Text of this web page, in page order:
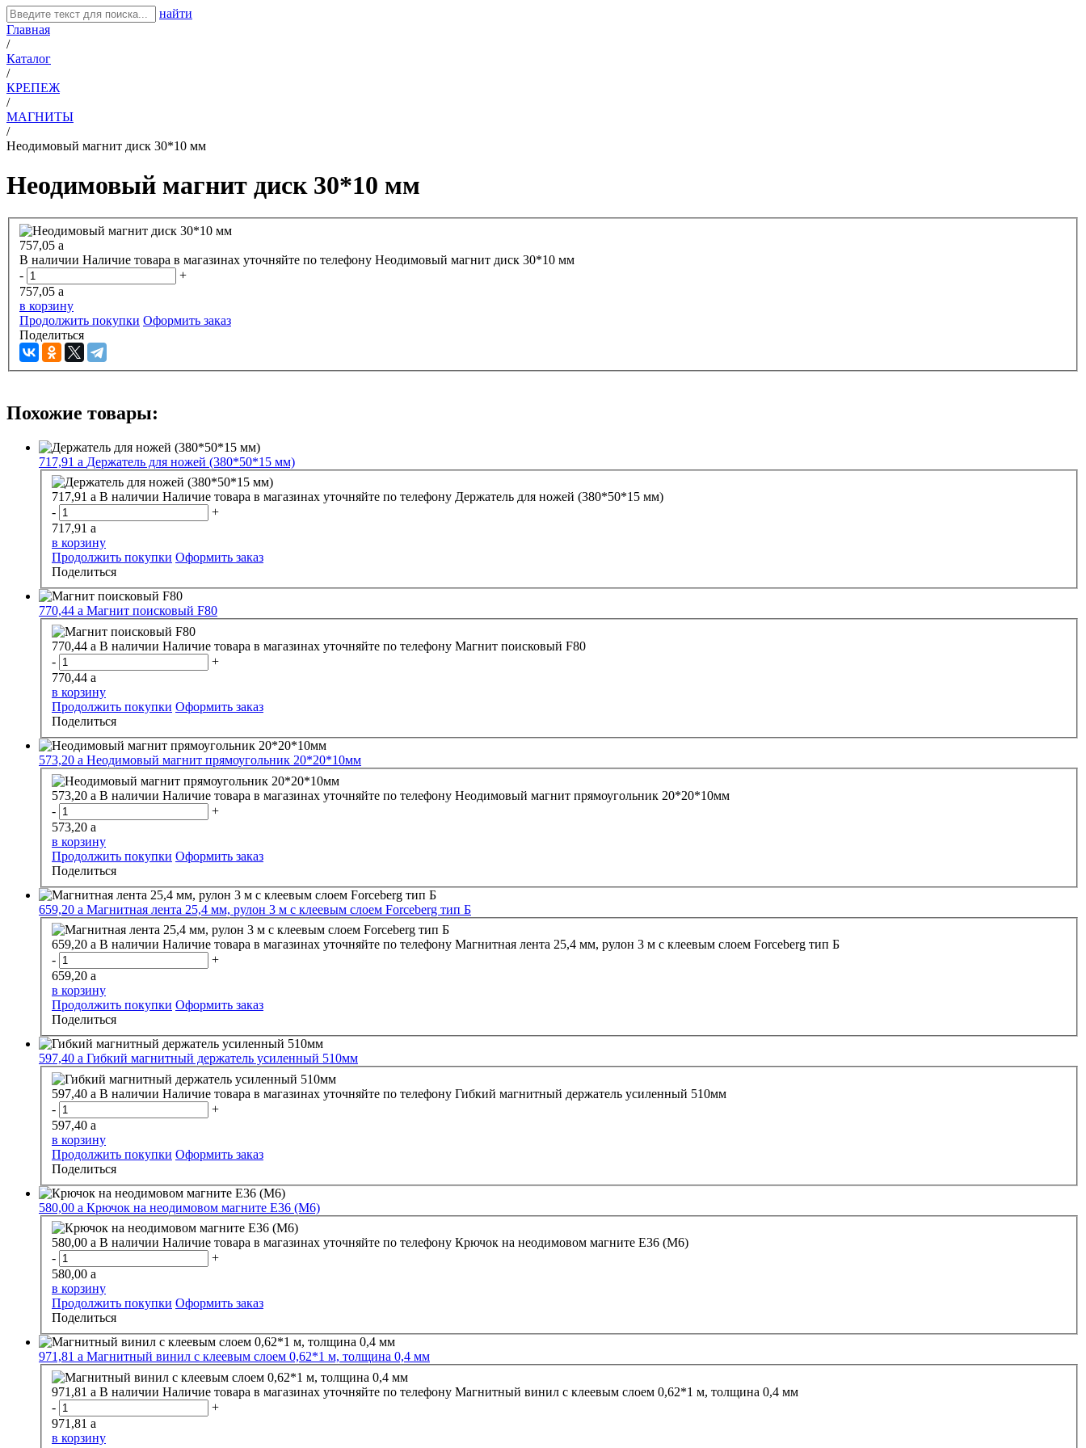
найти
Главная
/
Каталог
/
КРЕПЕЖ
/
МАГНИТЫ
/
Неодимовый магнит диск 30*10 мм
Неодимовый магнит диск 30*10 мм
757,05 a
В наличии Наличие товара в магазинах уточняйте по телефону Неодимовый магнит диск 30*10 мм
-
+
757,05 a
в корзину
Продолжить покупки Оформить заказ
Поделиться
Похожие товары:
717,91 a Держатель для ножей (380*50*15 мм)
717,91 a В наличии Наличие товара в магазинах уточняйте по телефону Держатель для ножей (380*50*15 мм)
-
+
717,91 a
в корзину
Продолжить покупки Оформить заказ
Поделиться
770,44 a Магнит поисковый F80
770,44 a В наличии Наличие товара в магазинах уточняйте по телефону Магнит поисковый F80
-
+
770,44 a
в корзину
Продолжить покупки Оформить заказ
Поделиться
573,20 a Неодимовый магнит прямоугольник 20*20*10мм
573,20 a В наличии Наличие товара в магазинах уточняйте по телефону Неодимовый магнит прямоугольник 20*20*10мм
-
+
573,20 a
в корзину
Продолжить покупки Оформить заказ
Поделиться
659,20 a Магнитная лента 25,4 мм, рулон 3 м с клеевым слоем Forceberg тип Б
659,20 a В наличии Наличие товара в магазинах уточняйте по телефону Магнитная лента 25,4 мм, рулон 3 м с клеевым слоем Forceberg тип Б
-
+
659,20 a
в корзину
Продолжить покупки Оформить заказ
Поделиться
597,40 a Гибкий магнитный держатель усиленный 510мм
597,40 a В наличии Наличие товара в магазинах уточняйте по телефону Гибкий магнитный держатель усиленный 510мм
-
+
597,40 a
в корзину
Продолжить покупки Оформить заказ
Поделиться
580,00 a Крючок на неодимовом магните E36 (M6)
580,00 a В наличии Наличие товара в магазинах уточняйте по телефону Крючок на неодимовом магните E36 (M6)
-
+
580,00 a
в корзину
Продолжить покупки Оформить заказ
Поделиться
971,81 a Магнитный винил с клеевым слоем 0,62*1 м, толщина 0,4 мм
971,81 a В наличии Наличие товара в магазинах уточняйте по телефону Магнитный винил с клеевым слоем 0,62*1 м, толщина 0,4 мм
-
+
971,81 a
в корзину